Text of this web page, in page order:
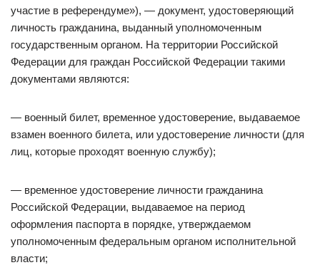
участие в референдуме»), — документ, удостоверяющий
личность гражданина, выданный уполномоченным
государственным органом. На территории Российской
Федерации для граждан Российской Федерации такими
документами являются:
— военный билет, временное удостоверение, выдаваемое
взамен военного билета, или удостоверение личности (для
лиц, которые проходят военную службу);
— временное удостоверение личности гражданина
Российской Федерации, выдаваемое на период
оформления паспорта в порядке, утверждаемом
уполномоченным федеральным органом исполнительной
власти;